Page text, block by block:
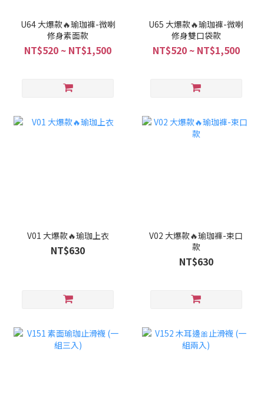
U64 大爆款🔥瑜珈褲-微喇
修身素面款
NT$520 ~ NT$1,500
U65 大爆款🔥瑜珈褲-微喇
修身雙口袋款
NT$520 ~ NT$1,500
V01 大爆款🔥瑜珈上衣
NT$630
V02 大爆款🔥瑜珈褲-束口
款
NT$630